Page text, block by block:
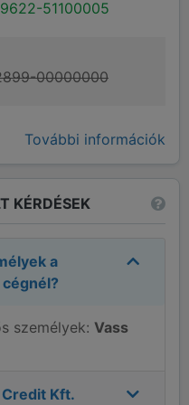
51100005
00000000
További információk
KÉRDÉSEK
a
cégnél?
személyek: Vass
Kft.